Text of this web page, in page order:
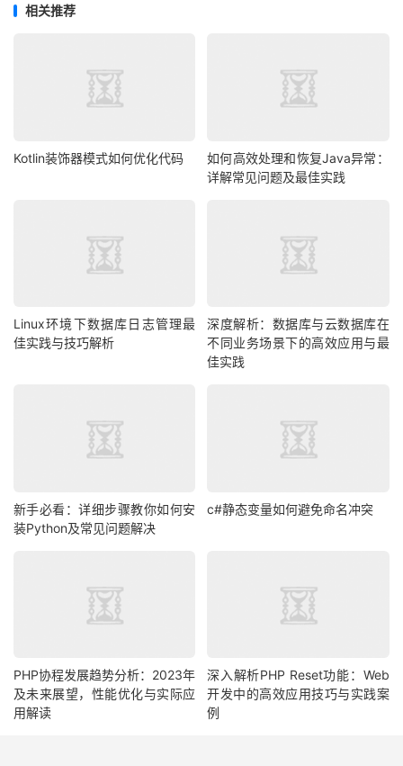
相关推荐
Kotlin装饰器模式如何优化代码
如何高效处理和恢复Java异常：
详解常见问题及最佳实践
Linux环境下数据库日志管理最
佳实践与技巧解析
深度解析：数据库与云数据库在
不同业务场景下的高效应用与最
佳实践
新手必看：详细步骤教你如何安
装Python及常见问题解决
c#静态变量如何避免命名冲突
PHP协程发展趋势分析：2023年
及未来展望，性能优化与实际应
用解读
深入解析PHP Reset功能：Web
开发中的高效应用技巧与实践案
例